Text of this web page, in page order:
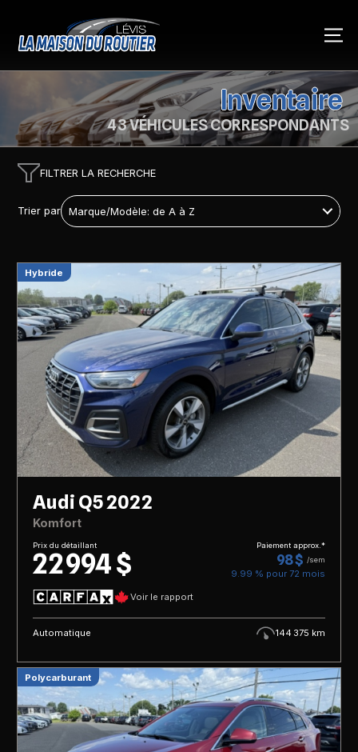
Inventaire
43 VÉHICULES CORRESPONDANTS
FILTRER LA RECHERCHE
Trier par
Hybride
Audi Q5 2022
Komfort
Prix du détaillant
22 994 $
Paiement approx.*
98 $ /sem
9.99 % pour 72 mois
Voir le rapport
Automatique 144 375 km
Polycarburant